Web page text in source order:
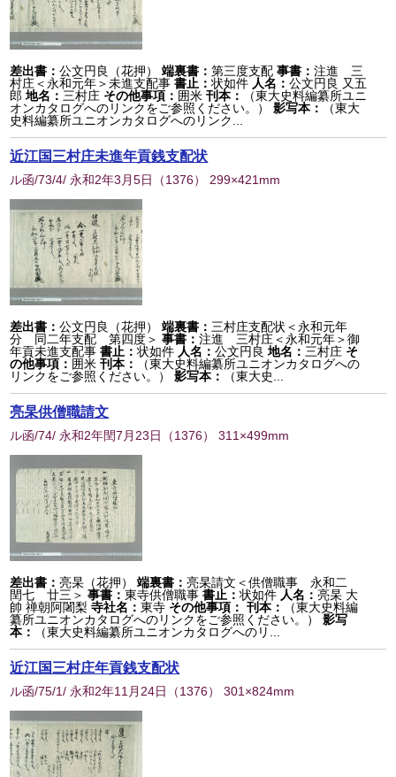
差出書：公文円良（花押） 端裏書：第三度支配 事書：注進 三
村庄＜永和元年＞未進支配事書止：状如件 人名：公文円良 又五
郎 地名： 三村庄 その他事項： 囲米刊本：
（東大史料編纂所ユニ
オンカタログへのリンクをご参照ください。）
影写本：
（東大
史料編纂所ユニオンカタログへのリンク...
近江国三村庄未進年貢銭支配状
ル函/73/4/ 永和2年3月5日 （1376） 299×421mm
差出書：公文円良（花押） 端裏書： 三村庄支配状＜永和元年
分 同二年支配 第四度＞ 事書：注進 三村庄＜永和元年＞御
年貢未進支配事書止：状如件 人名：公文円良 地名： 三村庄 そ
の他事項： 囲米刊本：
（東大史料編纂所ユニオンカタログへの
リンクをご参照ください。）
影写本： （東大史...
亮杲供僧職請文
ル函/74/ 永和2年閏7月23日 （1376） 311×499mm
差出書：亮杲（花押） 端裏書：亮杲請文＜供僧職事 永和二
閏七 廿三＞ 事書：東寺供僧職事書止：状如件 人名：亮杲 大
帥 禅朝阿闍梨 寺社名：東寺 その他事項： 刊本：
（東大史料編
纂所ユニオンカタログへのリンクをご参照ください。）
影写
本：
（東大史料編纂所ユニオンカタログへのリ...
近江国三村庄年貢銭支配状
ル函/75/1/ 永和2年11月24日 （1376） 301×824mm